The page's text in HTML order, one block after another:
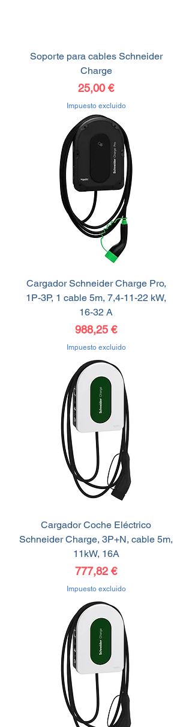
Soporte para cables Schneider
Charge
Precio
25,00 €
Impuesto excluido
Cargador Schneider Charge Pro,
1P-3P, 1 cable 5m, 7,4-11-22 kW,
16-32 A
Precio
988,25 €
Impuesto excluido
Cargador Coche Eléctrico
Schneider Charge, 3P+N, cable 5m,
11kW, 16A
Precio
777,82 €
Impuesto excluido